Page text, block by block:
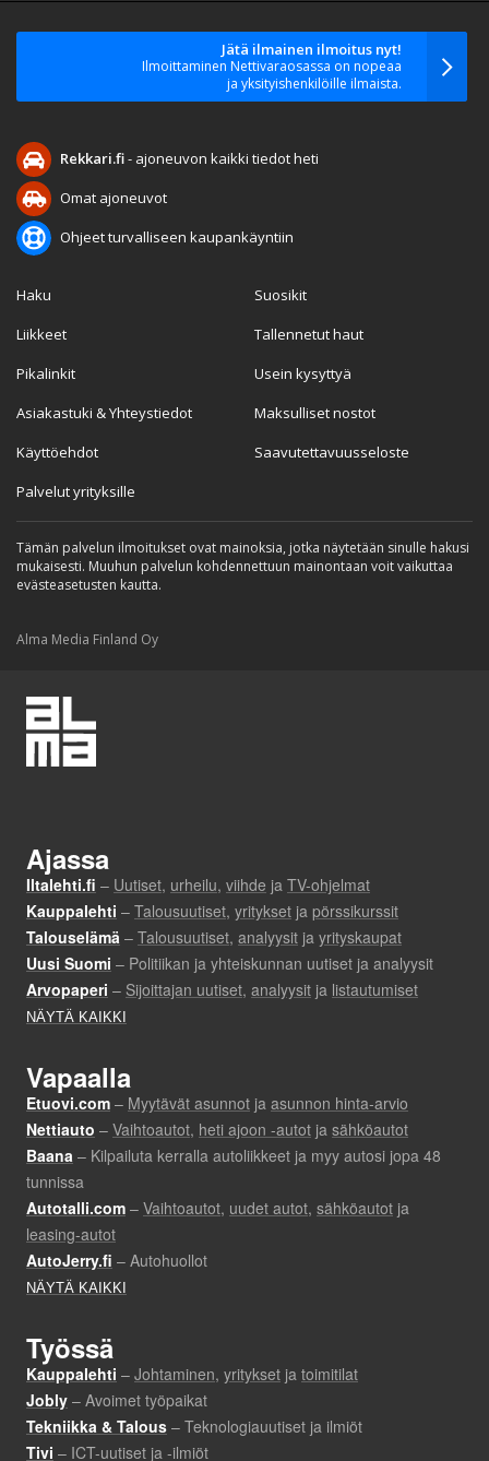
Jätä ilmainen ilmoitus nyt!
Ilmoittaminen Nettivaraosassa on nopeaa
ja yksityishenkilöille ilmaista.
Rekkari.fi- ajoneuvon kaikki tiedot heti
Omat ajoneuvot
Ohjeet turvalliseen kaupankäyntiin
Haku
Liikkeet
Pikalinkit
Asiakastuki & Yhteystiedot
Käyttöehdot
Palvelut yrityksille
Suosikit
Tallennetut haut
Usein kysyttyä
Maksulliset nostot
Saavutettavuusseloste
Tämän palvelun ilmoitukset ovat mainoksia, jotka näytetään sinulle hakusi
mukaisesti. Muuhun palvelun kohdennettuun mainontaan voit vaikuttaa
evästeasetusten kautta.
Alma Media Finland Oy